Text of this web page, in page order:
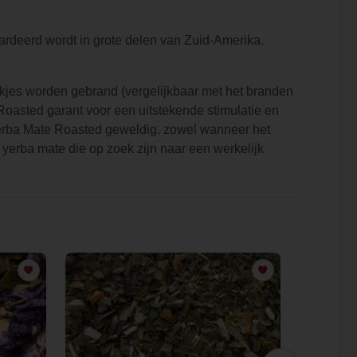
wordt in grote delen van Zuid-Amerika.
worden gebrand (vergelijkbaar met het branden
garant voor een uitstekende stimulatie en
Mate Roasted geweldig, zowel wanneer het
mate die op zoek zijn naar een werkelijk